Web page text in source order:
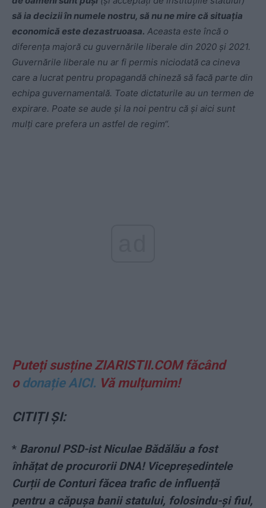
să ia decizii în numele nostru, să nu ne mire că situația
economică este dezastruoasa. Aceasta este încă o
diferența majoră cu guvernările liberale din 2020 și 2021.
Guvernările liberale nu ar fi permis niciodată ca cineva
care a lucrat pentru propagandă chineză să facă parte din
echipa guvernamentală. Toate dictaturile au un termen de
expirare. Poate se aude și la noi pentru că și aici sunt
mulți care prefera un astfel de regim“.
Puteți susține ZIARISTII.COM făcând
o donație AICI. Vă mulțumim!
CITIȚI ȘI:
* Baronul PSD-ist Niculae Bădălău a fost
înhățat de procurorii DNA! Vicepreședintele
Curții de Conturi făcea trafic de influență
pentru a căpușa banii statului, folosindu-și fiul,